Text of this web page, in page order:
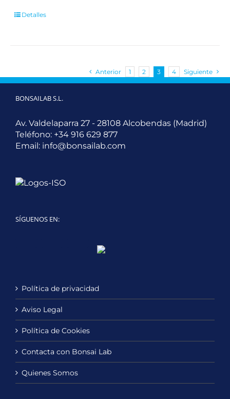
Detalles
Anterior 1 2 3 4 Siguiente
BONSAILAB S.L.
Av. Valdelaparra 27 - 28108 Alcobendas (Madrid)
Teléfono: +34 916 629 877
Email: info@bonsailab.com
SÍGUENOS EN:
LinkedInYouTube
Política de privacidad
Aviso Legal
Política de Cookies
Contacta con Bonsai Lab
Quienes Somos